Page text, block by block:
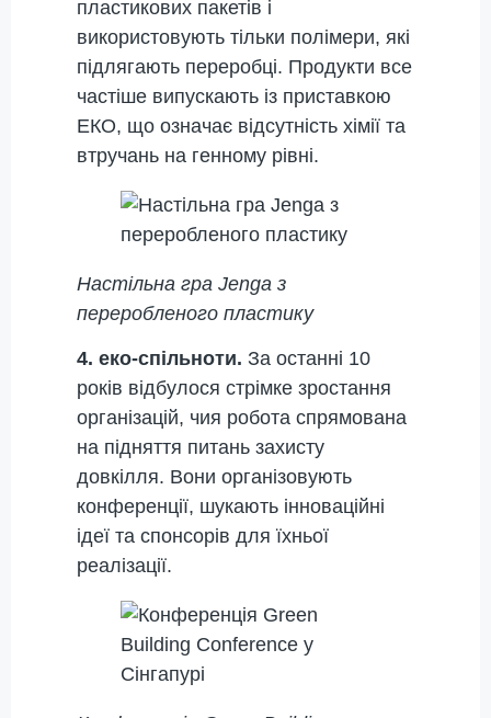
пластикових пакетів і
використовують тільки полімери, які
підлягають переробці. Продукти все
частіше випускають із приставкою
ЕКО, що означає відсутність хімії та
втручань на генному рівні.
Настільна гра Jenga з
переробленого пластику
4. еко-спільноти. За останні 10
років відбулося стрімке зростання
організацій, чия робота спрямована
на підняття питань захисту
довкілля. Вони організовують
конференції, шукають інноваційні
ідеї та спонсорів для їхньої
реалізації.